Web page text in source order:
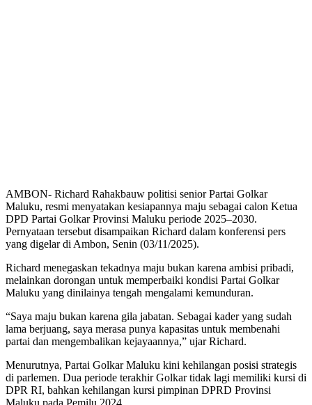
AMBON- Richard Rahakbauw politisi senior Partai Golkar
Maluku, resmi menyatakan kesiapannya maju sebagai calon Ketua
DPD Partai Golkar Provinsi Maluku periode 2025–2030.
Pernyataan tersebut disampaikan Richard dalam konferensi pers
yang digelar di Ambon, Senin (03/11/2025).
Richard menegaskan tekadnya maju bukan karena ambisi pribadi,
melainkan dorongan untuk memperbaiki kondisi Partai Golkar
Maluku yang dinilainya tengah mengalami kemunduran.
“Saya maju bukan karena gila jabatan. Sebagai kader yang sudah
lama berjuang, saya merasa punya kapasitas untuk membenahi
partai dan mengembalikan kejayaannya,” ujar Richard.
Menurutnya, Partai Golkar Maluku kini kehilangan posisi strategis
di parlemen. Dua periode terakhir Golkar tidak lagi memiliki kursi di
DPR RI, bahkan kehilangan kursi pimpinan DPRD Provinsi